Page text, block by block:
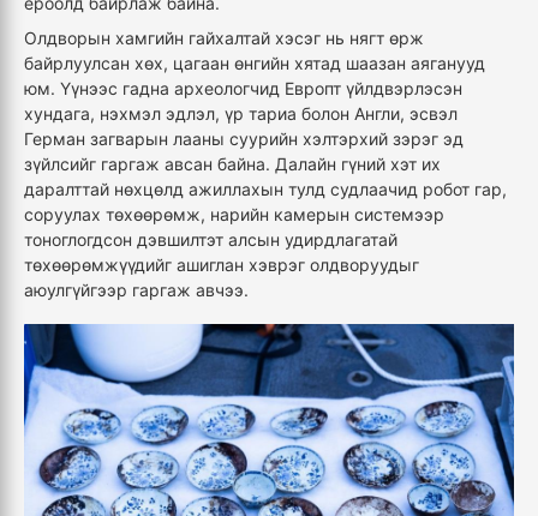
Олдворын хамгийн гайхалтай хэсэг нь нягт өрж
байрлуулсан хөх, цагаан өнгийн хятад шаазан аяганууд
юм. Үүнээс гадна археологчид Европт үйлдвэрлэсэн
хундага, нэхмэл эдлэл, үр тариа болон Англи, эсвэл
Герман загварын лааны суурийн хэлтэрхий зэрэг эд
зүйлсийг гаргаж авсан байна. Далайн гүний хэт их
даралттай нөхцөлд ажиллахын тулд судлаачид робот гар,
соруулах төхөөрөмж, нарийн камерын системээр
тоноглогдсон дэвшилтэт алсын удирдлагатай
төхөөрөмжүүдийг ашиглан хэврэг олдворуудыг
аюулгүйгээр гаргаж авчээ.